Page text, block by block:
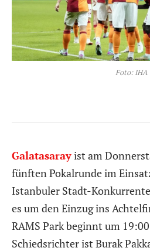
Foto: IHA
Galatasarayist am
fünften Pokalrunde im
Istanbuler Stadt-
es um den Einzug ins
RAMS Park beginnt um
Schiedsrichter ist Burak